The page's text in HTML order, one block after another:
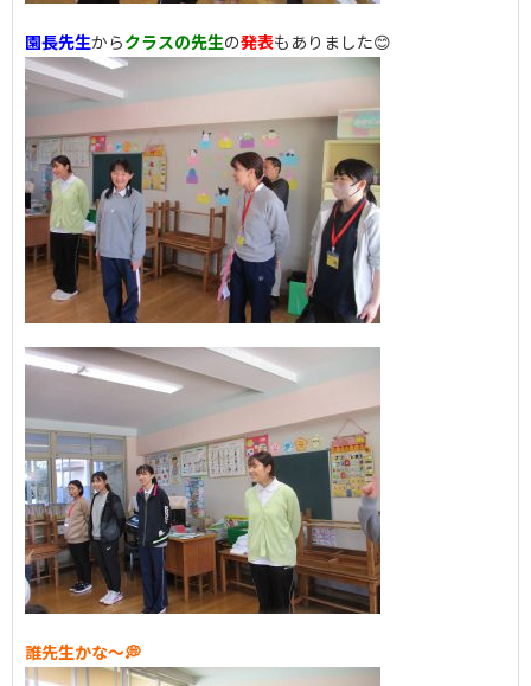
園長先生からクラスの先生の発表もありました😊
誰先生かな～💭